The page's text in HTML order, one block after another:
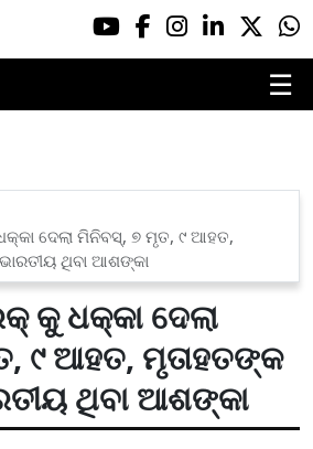
☰
ଦେଲା ମିନିବସ୍, ୭ ମୃତ, ୯ ଆହତ,
ଥିବା ଆଶଙ୍କା
କୁ ଧକ୍କା ଦେଲା
୯ ଆହତ, ମୃତାହତଙ୍କ
ଥିବା ଆଶଙ୍କା